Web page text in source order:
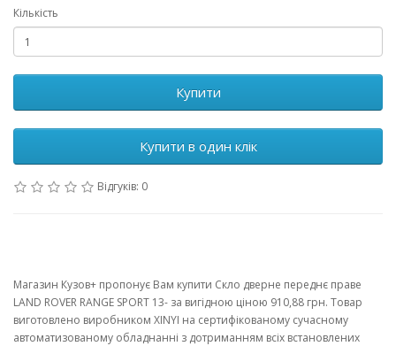
Кількість
Купити
Купити в один клік
Відгуків: 0
Магазин Кузов+ пропонує Вам купити Скло дверне переднє праве
LAND ROVER RANGE SPORT 13- за вигідною ціною 910,88 грн. Товар
виготовлено виробником XINYI на сертифікованому сучасному
автоматизованому обладнанні з дотриманням всіх встановлених